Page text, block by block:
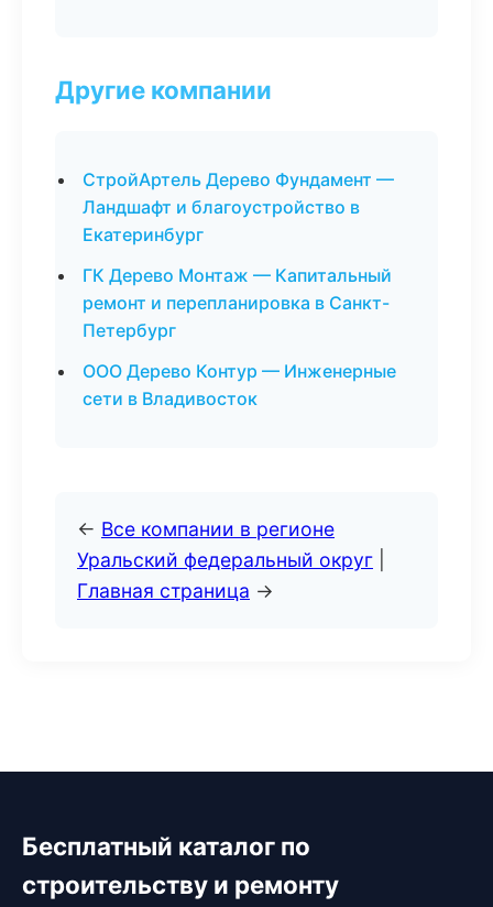
Другие компании
СтройАртель Дерево Фундамент —
Ландшафт и благоустройство в
Екатеринбург
ГК Дерево Монтаж — Капитальный
ремонт и перепланировка в Санкт-
Петербург
ООО Дерево Контур — Инженерные
сети в Владивосток
← Все компании в регионе
Уральский федеральный округ
Главная страница →
Бесплатный каталог по
строительству и ремонту